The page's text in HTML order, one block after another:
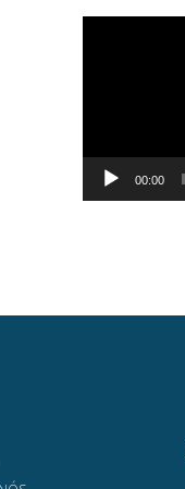
00:00